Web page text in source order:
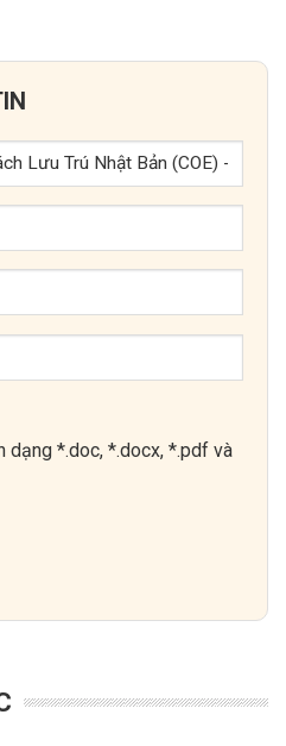
dạng *.doc, *.docx, *.pdf và